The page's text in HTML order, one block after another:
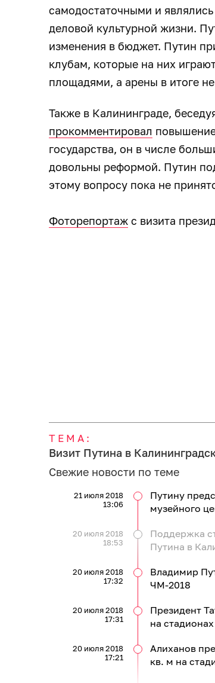
самодостаточными и
деловой культурной жизни.
изменения в бюджет. Путин
клубам, которые на них
площадями, а арены в итоге
Также в Калининграде,
прокомментировал
государства, он в числе
довольны реформой. Путин
этому вопросу пока не
Фоторепортаж с визита
ТЕМА:
Визит Путина в
Свежие новости по теме
Путину
музейного
21 июля 2018
13:06
Поддержка
Путина в
20 июля 2018
18:53
Владимир
ЧМ-2018
20 июля 2018
17:32
Президент
на стадионах
20 июля 2018
17:31
Алиханов
кв. м на
20 июля 2018
17:21